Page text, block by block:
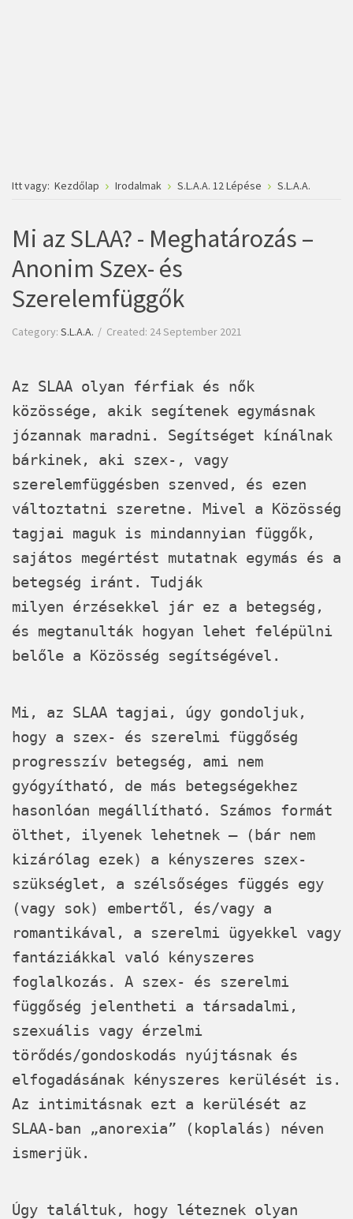
Itt vagy: Kezdőlap Irodalmak S.L.A.A. 12 Lépése S.L.A.A.
Mi az SLAA? - Meghatározás –
Anonim Szex- és
Szerelemfüggők
Category: S.L.A.A. Created: 24 September 2021
Az SLAA olyan férfiak és nők
közössége, akik segítenek egymásnak
józannak maradni. Segítséget kínálnak
bárkinek, aki szex-, vagy
szerelemfüggésben szenved, és ezen
változtatni szeretne. Mivel a Közösség
tagjai maguk is mindannyian függők,
sajátos megértést mutatnak egymás és a
betegség iránt. Tudják
milyen érzésekkel jár ez a betegség,
és megtanulták hogyan lehet felépülni
belőle a Közösség segítségével.
Mi, az SLAA tagjai, úgy gondoljuk,
hogy a szex- és szerelmi függőség
progresszív betegség, ami nem
gyógyítható, de más betegségekhez
hasonlóan megállítható. Számos formát
ölthet, ilyenek lehetnek – (bár nem
kizárólag ezek) a kényszeres szex-
szükséglet, a szélsőséges függés egy
(vagy sok) embertől, és/vagy a
romantikával, a szerelmi ügyekkel vagy
fantáziákkal való kényszeres
foglalkozás. A szex- és szerelmi
függőség jelentheti a társadalmi,
szexuális vagy érzelmi
törődés/gondoskodás nyújtásnak és
elfogadásának kényszeres kerülését is.
Az intimitásnak ezt a kerülését az
SLAA-ban „anorexia” (koplalás) néven
ismerjük.
Úgy találtuk, hogy léteznek olyan